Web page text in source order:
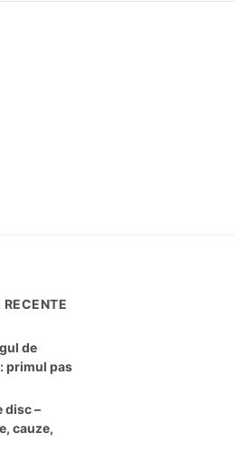
RECENTE
de
primul pas
disc –
cauze,